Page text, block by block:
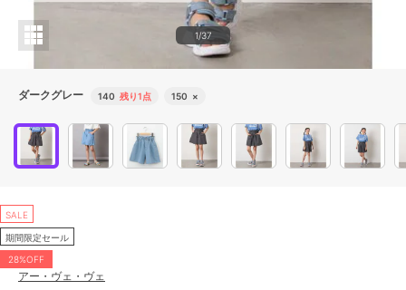
1/37
ダークグレー 140 残り1点 150 ×
SALE
期間限定セール
28%OFF
アー・ヴェ・ヴェ